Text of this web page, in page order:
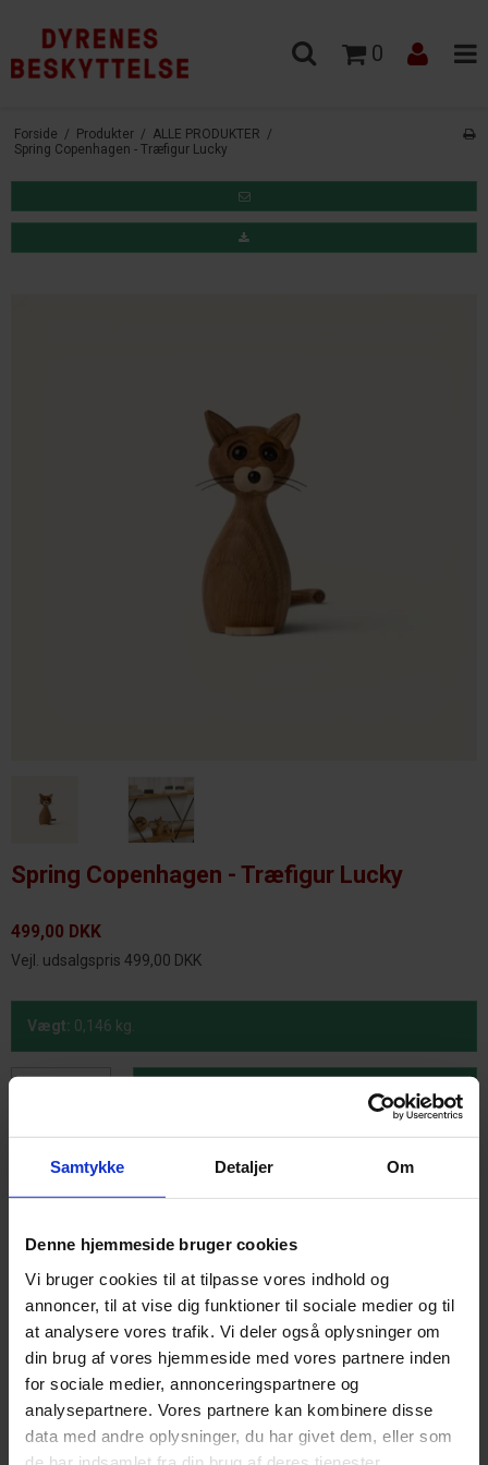
Samtykke Detaljer Om
Denne hjemmeside bruger cookies
Vi bruger cookies til at tilpasse vores indhold og
annoncer, til at vise dig funktioner til sociale medier og til
at analysere vores trafik. Vi deler også oplysninger om
din brug af vores hjemmeside med vores partnere inden
for sociale medier, annonceringspartnere og
analysepartnere. Vores partnere kan kombinere disse
data med andre oplysninger, du har givet dem, eller som
0
Forside / Produkter / ALLE PRODUKTER /
Spring Copenhagen - Træfigur Lucky
Spring Copenhagen - Træfigur Lucky
499,00 DKK
Vejl. udsalgspris 499,00 DKK
Vægt: 0,146 kg.
Lucky er en sød kat, med livlige øjne
Lucky passer perfekt i vindueskarmen eller på reolen, hos alle de
Spring Copenhagen er en dansk designvirksomhed, som laver flotte
skandinaviske designs og træfigurer.
Lucky måler B6,1 x L10 x H15,9 cm.
Materialer: Eg
Andre materialer: Ahorn, plastik og silikone